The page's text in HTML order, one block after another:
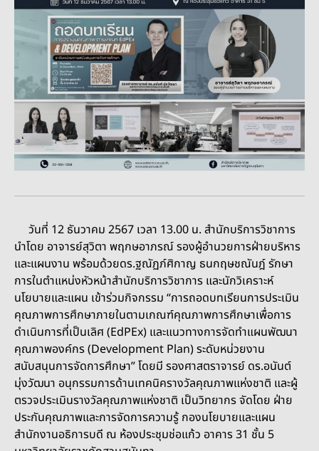
วันที่ 12 ธันวาคม 2567 เวลา 13.00 น. สำนักบริการวิชาการ
นำโดย อาจารย์สุวิตา พฤกษอาภรณ์ รองผู้อำนวยการฝ่ายบริหาร
และแผนงาน พร้อมด้วยดร.ฐณัฏภ์ศิกาญ ธนกฤษชณันฎ์ รักษา
การในตำแหน่งหัวหน้าสำนักบริการวิชาการ และนักวิเคราะห์
นโยบายและแผน เข้าร่วมกิจกรรม “การถอดบทเรียนการประเมิน
คุณภาพการศึกษาภายในตามเกณฑ์คุณภาพการศึกษาเพื่อการ
ดำเนินการที่เป็นเลิศ (EdPEx) และแนวทางการจัดทำแผนพัฒนา
คุณภาพองค์กร (Development Plan) ระดับหน่วยงาน
สนับสนุนการจัดการศึกษา” โดยมี รองศาสตราจารย์ ดร.อนันต์
มุ่งวัฒนา อนุกรรมการด้านเทคนิครางวัลคุณภาพแห่งชาติ และผู้
ตรวจประเมินรางวัลคุณภาพแห่งชาติ เป็นวิทยากร จัดโดย ฝ่าย
ประกันคุณภาพและการจัดการความรู้ กองนโยบายและแผน
สำนักงานอธิการบดี ณ ห้องประชุมช่อแก้ว อาคาร 31 ชั้น 5